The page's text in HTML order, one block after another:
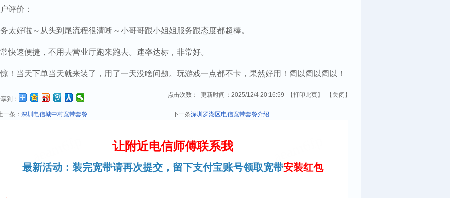
评价：
太好啦～从头到尾流程很清晰～小哥哥跟小姐姐服务跟态度都超棒。
快速便捷，不用去营业厅跑来跑去。速率达标，非常好。
！当天下单当天就来装了，用了一天没啥问题。玩游戏一点都不卡，果然好用！阔以阔以阔以！
到：
点击次数： 更新时间：2025/12/4 20:16:59 【打印此页】 【 关闭 】
一条： 深圳电信城中村宽带套餐 下一条深圳罗湖区电信宽带套餐介绍